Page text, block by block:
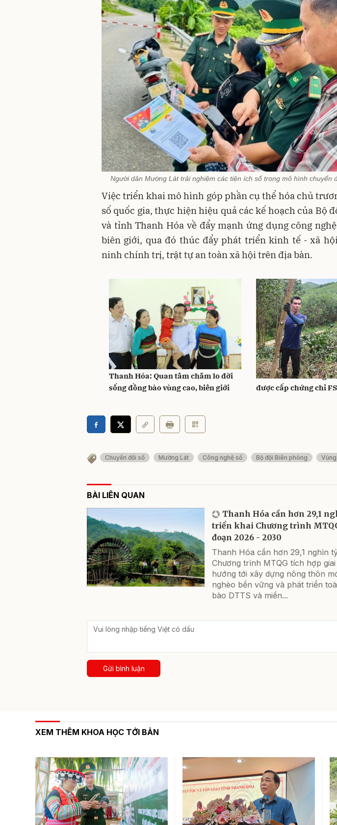
Người dân Mường Lát trải nghiệm các tiện ích số trong mô hình chuyển
Việc triển khai mô hình góp phần cụ thể hóa chủ
số quốc gia, thực hiện hiệu quả các kế hoạch của Bộ
và tỉnh Thanh Hóa về đẩy mạnh ứng dụng công
biên giới, qua đó thúc đẩy phát triển kinh tế - xã
ninh chính trị, trật tự an toàn xã hội trên địa bàn.
Thanh Hóa: Quan tâm chăm lo đời
sống đồng bào vùng cao, biên giới
Gần 48.500 ha rừng ở
được cấp chứng chỉ
Chuyển đổi số Mường Lát Công nghệ số Bộ đội Biên phòng
BÀI LIÊN QUAN
Thanh Hóa cần hơn 29,1
triển khai Chương trình
đoạn 2026 - 2030
Thanh Hóa cần hơn 29,1 nghìn
Chương trình MTQG tích hợp
hướng tới xây dựng nông thôn
nghèo bền vững và phát triển
bào DTTS và miền...
Gửi bình luận
XEM THÊM KHOA HỌC TỚI BẢN